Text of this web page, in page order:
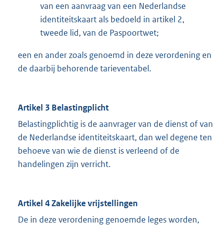
van een aanvraag van een Nederlandse
identiteitskaart als bedoeld in artikel 2,
tweede lid, van de Paspoortwet;
een en ander zoals genoemd in deze verordening en
de daarbij behorende tarieventabel.
Artikel 3 Belastingplicht
Belastingplichtig is de aanvrager van de dienst of van
de Nederlandse identiteitskaart, dan wel degene ten
behoeve van wie de dienst is verleend of de
handelingen zijn verricht.
Artikel 4 Zakelijke vrijstellingen
De in deze verordening genoemde leges worden,